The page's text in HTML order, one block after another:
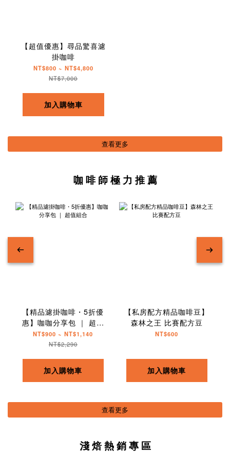
【超值優惠】尋品驚喜濾
掛咖啡
NT$800 ~ NT$4,800
NT$7,000
加入購物車
查看更多
咖 啡 師 極 力 推 薦
【精品濾掛咖啡・5折優
惠】咖咖分享包 ｜ 超值
組合
NT$900 ~ NT$1,140
NT$2,290
加入購物車
【私房配方精品咖啡豆】
森林之王 比賽配方豆
NT$600
加入購物車
查看更多
淺 焙 熱 銷 專 區